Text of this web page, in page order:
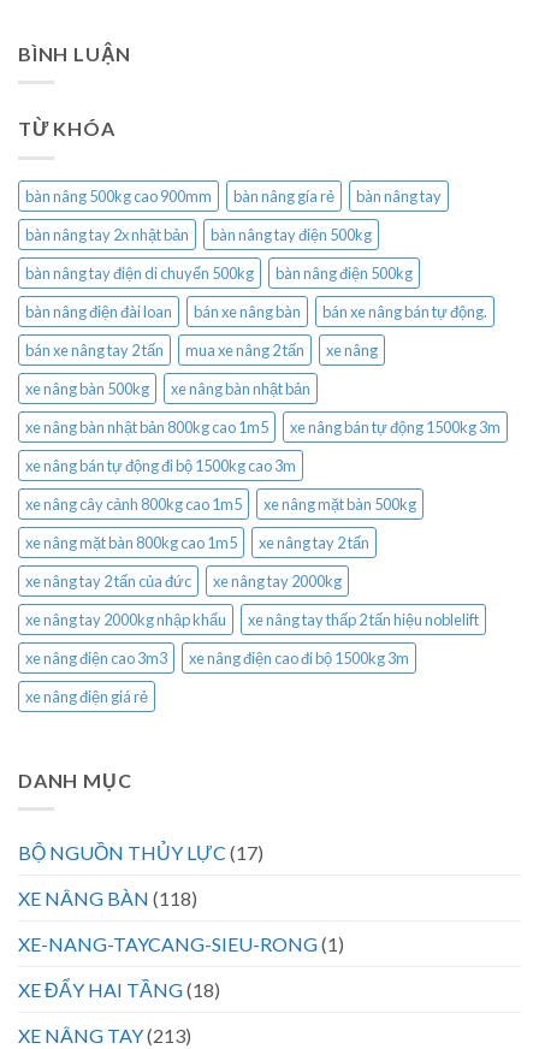
BÌNH LUẬN
TỪ KHÓA
bàn nâng 500kg cao 900mm bàn nâng gía rẻ
bàn nâng tay
bàn nâng tay 2x nhật bản
bàn nâng tay điện 500kg
bàn nâng tay điện di chuyển 500kg
bàn nâng điện 500kg
bàn nâng điện đài loan
bán xe nâng bàn
bán xe nâng bán tự động.
bán xe nâng tay 2 tấn
mua xe nâng 2 tấn
xe nâng
xe nâng bàn 500kg
xe nâng bàn nhật bản
xe nâng bàn nhật bản 800kg cao 1m5
xe nâng bán tự động 1500kg 3m
xe nâng bán tự động đi bộ 1500kg cao 3m
xe nâng cây cảnh 800kg cao 1m5
xe nâng mặt bàn 500kg
xe nâng mặt bàn 800kg cao 1m5
xe nâng tay 2 tấn
xe nâng tay 2 tấn của đức
xe nâng tay 2000kg
xe nâng tay 2000kg nhập khẩu
xe nâng tay thấp 2 tấn hiệu noblelift
xe nâng điện cao 3m3
xe nâng điện cao đi bộ 1500kg 3m
xe nâng điện giá rẻ
DANH MỤC
BỘ NGUỒN THỦY LỰC (17)
XE NÂNG BÀN (118)
XE-NANG-TAYCANG-SIEU-RONG(1)
XE ĐẨY HAI TẦNG(18)
XE NÂNG TAY(213)